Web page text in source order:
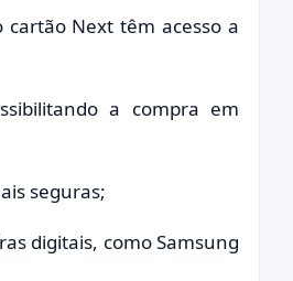
Next têm acesso a
a compra em
seguras;
digitais, como Samsung